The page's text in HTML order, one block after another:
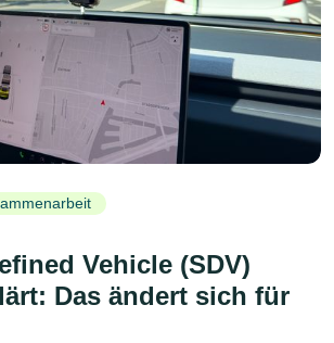
Vehicle (SDV)
Das ändert sich für